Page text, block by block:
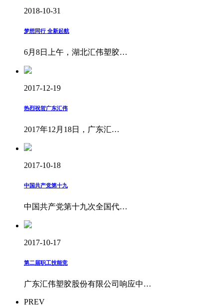
2018-10-31
梦想同行 全新起航
6月8日上午，湖北汇伟塑胶…
2017-12-19
热烈祝贺广东汇伟
2017年12月18日，广东汇…
2017-10-18
中国共产党第十九
中国共产党第十九次全国代…
2017-10-17
第二届职工技能竞
广东汇伟塑胶股份有限公司响应中…
PREV